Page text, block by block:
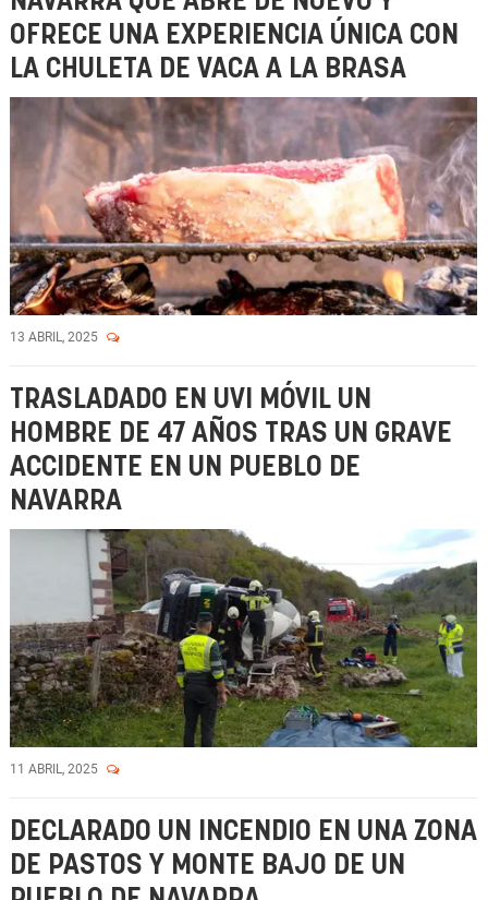
OFRECE UNA EXPERIENCIA ÚNICA CON
LA CHULETA DE VACA A LA BRASA
13 ABRIL, 2025
TRASLADADO EN UVI MÓVIL UN
HOMBRE DE 47 AÑOS TRAS UN GRAVE
ACCIDENTE EN UN PUEBLO DE
NAVARRA
11 ABRIL, 2025
DECLARADO UN INCENDIO EN UNA ZONA
DE PASTOS Y MONTE BAJO DE UN